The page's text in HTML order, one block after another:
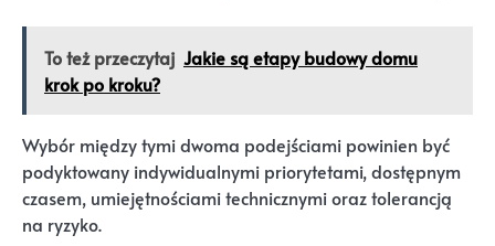
To też przeczytaj Jakie są etapy budowy domu
krok po kroku?
Wybór między tymi dwoma podejściami powinien być
podyktowany indywidualnymi priorytetami, dostępnym
czasem, umiejętnościami technicznymi oraz tolerancją
na ryzyko.